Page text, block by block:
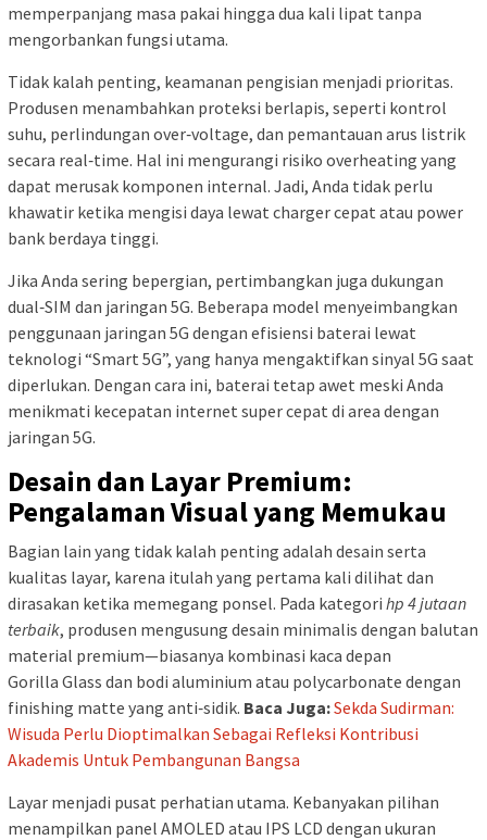
memperpanjang masa pakai hingga dua kali lipat tanpa
mengorbankan fungsi utama.
Tidak kalah penting, keamanan pengisian menjadi prioritas.
Produsen menambahkan proteksi berlapis, seperti kontrol
suhu, perlindungan over‑voltage, dan pemantauan arus listrik
secara real‑time. Hal ini mengurangi risiko overheating yang
dapat merusak komponen internal. Jadi, Anda tidak perlu
khawatir ketika mengisi daya lewat charger cepat atau power
bank berdaya tinggi.
Jika Anda sering bepergian, pertimbangkan juga dukungan
dual‑SIM dan jaringan 5G. Beberapa model menyeimbangkan
penggunaan jaringan 5G dengan efisiensi baterai lewat
teknologi “Smart 5G”, yang hanya mengaktifkan sinyal 5G saat
diperlukan. Dengan cara ini, baterai tetap awet meski Anda
menikmati kecepatan internet super cepat di area dengan
jaringan 5G.
Desain dan Layar Premium:
Pengalaman Visual yang Memukau
Bagian lain yang tidak kalah penting adalah desain serta
kualitas layar, karena itulah yang pertama kali dilihat dan
dirasakan ketika memegang ponsel. Pada kategori hp 4 jutaan
terbaik, produsen mengusung desain minimalis dengan balutan
material premium—biasanya kombinasi kaca depan
Gorilla Glass dan bodi aluminium atau polycarbonate dengan
finishing matte yang anti‑sidik. Baca Juga:Sekda Sudirman:
Wisuda Perlu Dioptimalkan Sebagai Refleksi Kontribusi
Akademis Untuk Pembangunan Bangsa
Layar menjadi pusat perhatian utama. Kebanyakan pilihan
menampilkan panel AMOLED atau IPS LCD dengan ukuran